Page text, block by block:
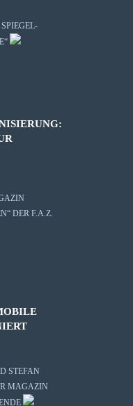
DER F.A.Z.
STEFAN
MAGAZIN